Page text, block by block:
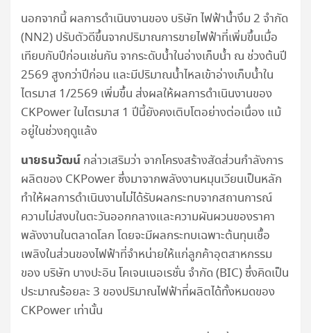
นอกจากนี้ ผลการดำเนินงานของ บริษัท ไฟฟ้าน้ำงึม 2 จำกัด
(NN2) ปรับตัวดีขึ้นจากปริมาณการขายไฟฟ้าที่เพิ่มขึ้นเมื่อ
เทียบกับปีก่อนเช่นกัน จากระดับน้ำในอ่างเก็บน้ำ ณ ช่วงต้นปี
2569 สูงกว่าปีก่อน และมีปริมาณน้ำไหลเข้าอ่างเก็บน้ำใน
ไตรมาส 1/2569 เพิ่มขึ้น ส่งผลให้ผลการดำเนินงานของ
CKPower ในไตรมาส 1 ปีนี้ยังคงเติบโตอย่างต่อเนื่อง แม้
อยู่ในช่วงฤดูแล้ง
นายธนวัฒน์ กล่าวเสริมว่า จากโครงสร้างสัดส่วนกำลังการ
ผลิตของ CKPower ซึ่งมาจากพลังงานหมุนเวียนเป็นหลัก
ทำให้ผลการดำเนินงานไม่ได้รับผลกระทบจากสถานการณ์
ความไม่สงบในตะวันออกกลางและความผันผวนของราคา
พลังงานในตลาดโลก โดยจะมีผลกระทบเฉพาะต้นทุนเชื้อ
เพลิงในส่วนของไฟฟ้าที่จำหน่ายให้แก่ลูกค้าอุตสาหกรรม
ของ บริษัท บางปะอิน โคเจนเนอเรชั่น จำกัด (BIC) ซึ่งคิดเป็น
ประมาณร้อยละ 3 ของปริมาณไฟฟ้าที่ผลิตได้ทั้งหมดของ
CKPower เท่านั้น